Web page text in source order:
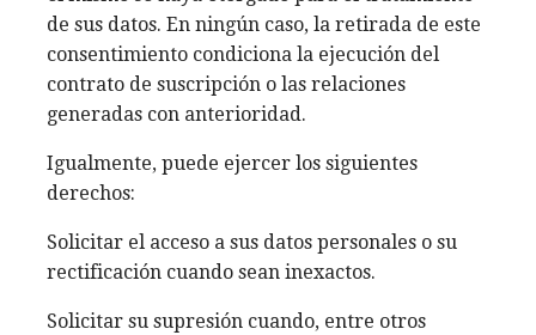
de sus datos. En ningún caso, la retirada de este
consentimiento condiciona la ejecución del
contrato de suscripción o las relaciones
generadas con anterioridad.
Igualmente, puede ejercer los siguientes
derechos:
Solicitar el acceso a sus datos personales o su
rectificación cuando sean inexactos.
Solicitar su supresión cuando, entre otros